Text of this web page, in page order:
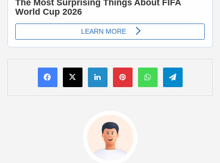
LinkedInPinterestWhatsAppTelegram